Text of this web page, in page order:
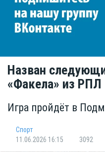
Назван
«Факела» из РПЛ
Игра пройдёт в
Спорт
11.06.2026 16:15
3092